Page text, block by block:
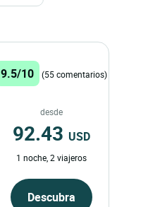
9.5/10 (55 comentarios)
desde
92.43 USD
1 noche, 2 viajeros
Descubra